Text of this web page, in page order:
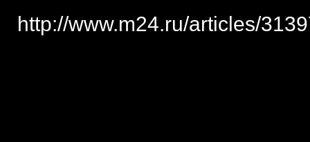
http://www.m24.ru/articles/